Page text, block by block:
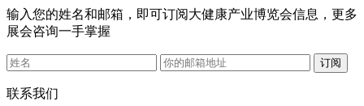
输入您的姓名和邮箱，即可订阅大健康产业博览会信息，更多
展会咨询一手掌握
联系我们